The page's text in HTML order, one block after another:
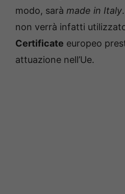
modo, sarà made in Italy
non verrà infatti
Certificate europeo
attuazione nell’Ue.